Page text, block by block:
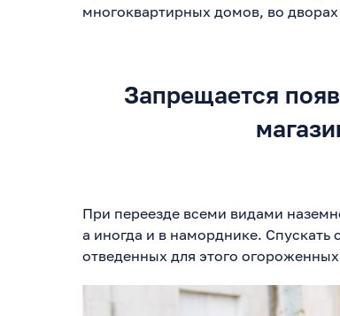
многоквартирных домов, во
Запрещается
При переезде всеми видами
а иногда и в наморднике.
отведенных для этого